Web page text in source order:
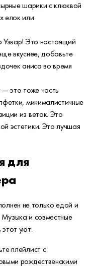
шарики с клюквой
елок или
Узвар! Это настоящий
вкуснее, добавьте
аниса во время
— это тоже часть
минималистичные
из веток. Это
эстетики. Это лучшая
для
не только едой и
и совместные
этот уют.
плейлист с
рождественскими